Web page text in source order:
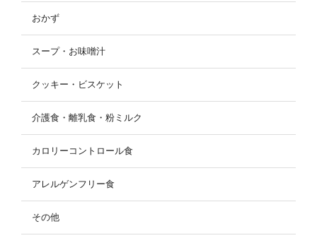
おかず
スープ・お味噌汁
クッキー・ビスケット
介護食・離乳食・粉ミルク
カロリーコントロール食
アレルゲンフリー食
その他